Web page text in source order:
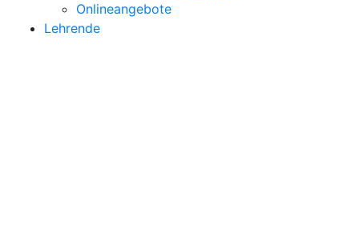
Onlineangebote
Lehrende